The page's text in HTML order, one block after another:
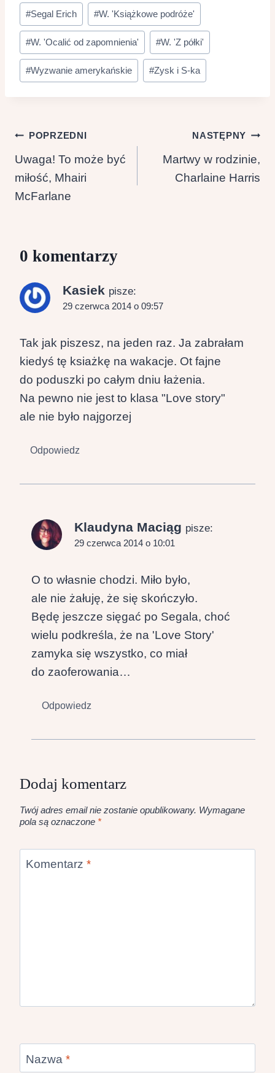
#Segal Erich #W. 'Książkowe podróże'
#W. 'Ocalić od zapomnienia' #W. 'Z półki'
#Wyzwanie amerykańskie #Zysk i S-ka
Nawigacja
wpisu
POPRZEDNI
Uwaga! To może być
miłość, Mhairi
McFarlane
NASTĘPNY
Martwy w rodzinie,
Charlaine Harris
0 komentarzy
Kasiek pisze:
29 czerwca 2014 o 09:57
Tak jak piszesz, na jeden raz. Ja zabrałam
kiedyś tę ksiażkę na wakacje. Ot fajne
do poduszki po całym dniu łażenia.
Na pewno nie jest to klasa "Love story"
ale nie było najgorzej
Odpowiedz
Klaudyna Maciąg pisze:
29 czerwca 2014 o 10:01
O to własnie chodzi. Miło było,
ale nie żałuję, że się skończyło.
Będę jeszcze sięgać po Segala, choć
wielu podkreśla, że na 'Love Story'
zamyka się wszystko, co miał
do zaoferowania…
Odpowiedz
Dodaj komentarz
Twój adres email nie zostanie opublikowany. Wymagane
pola są oznaczone *
Komentarz *
Nazwa *